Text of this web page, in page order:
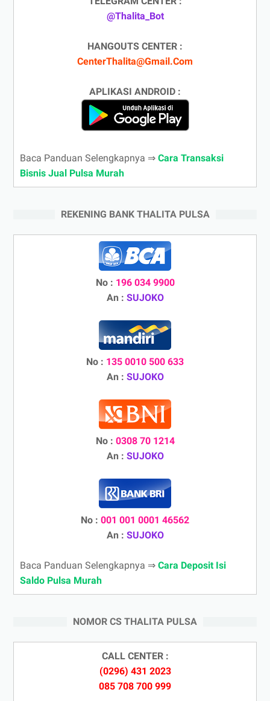
@Thalita_Bot
HANGOUTS CENTER :
CenterThalita@Gmail.Com
APLIKASI ANDROID :
Baca Panduan Selengkapnya ⇒ Cara Transaksi
Bisnis Jual Pulsa Murah
REKENING BANK THALITA PULSA
No : 196 034 9900
An : SUJOKO
No : 135 0010 500 633
An : SUJOKO
No : 0308 70 1214
An : SUJOKO
No : 001 001 0001 46562
An : SUJOKO
Baca Panduan Selengkapnya ⇒ Cara Deposit Isi
Saldo Pulsa Murah
NOMOR CS THALITA PULSA
CALL CENTER :
(0296) 431 2023
085 708 700 999